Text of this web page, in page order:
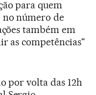
para quem
no número de
também em
as competências"
por volta das 12h